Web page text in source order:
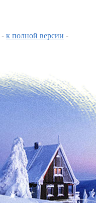
-к полной версии -